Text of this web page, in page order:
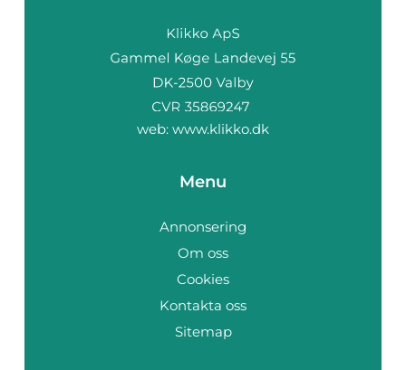
web: www.klikko.dk
Menu
Annonsering
Om oss
Cookies
Kontakta oss
Sitemap